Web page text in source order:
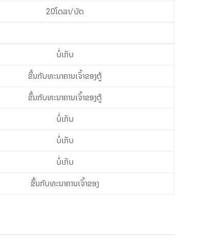
20ໂດລາ/ບັດ
ບໍ່ເກັບ
ຂຶ້ນກັບທະນາຄານເຈົ້າຂອງຕູ້
ຂຶ້ນກັບທະນາຄານເຈົ້າຂອງຕູ້
ບໍ່ເກັບ
ບໍ່ເກັບ
ບໍ່ເກັບ
ຂຶ້ນກັບທະນາຄານເຈົ້າຂອງ